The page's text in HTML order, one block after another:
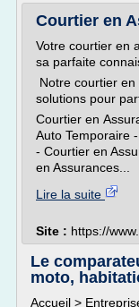
Courtier en
Votre courtier en
sa parfaite
Notre courtier
solutions pour
Courtier en
Auto Temporaire
- Courtier en
en Assurances...
Lire la suite
Site : https://
Le
moto,
Accueil >